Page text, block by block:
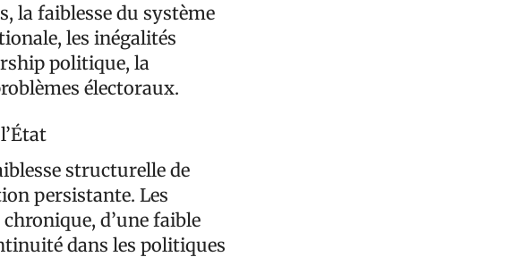
la faiblesse du système
les inégalités
politique, la
électoraux.
structurelle de
persistante. Les
d’une faible
dans les politiques